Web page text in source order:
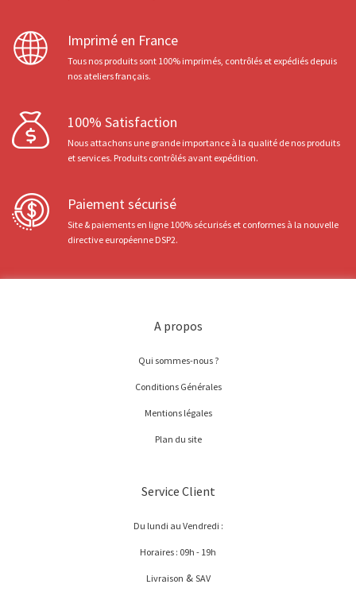
Imprimé en France
Tous nos produits sont 100% imprimés, contrôlés et expédiés depuis
nos ateliers français.
100% Satisfaction
Nous attachons une grande importance à la qualité de nos produits
et services. Produits contrôlés avant expédition.
Paiement sécurisé
Site & paiements en ligne 100% sécurisés et conformes à la nouvelle
directive européenne DSP2.
A propos
Qui sommes-nous ?
Conditions Générales
Mentions légales
Plan du site
Service Client
Du lundi au Vendredi :
Horaires : 09h - 19h
Livraison & SAV